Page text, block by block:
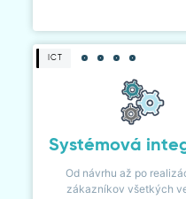
ICT
Systémová
Od návrhu až po
zákazníkov všetkých